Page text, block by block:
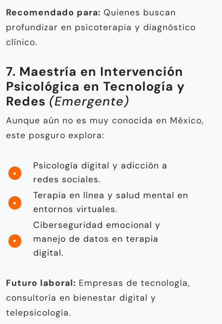
Recomendado para: Quienes buscan
profundizar en psicoterapia y diagnóstico
clínico.
7. Maestría en Intervención
Psicológica en Tecnología y
Redes (Emergente)
Aunque aún no es muy conocida en México,
este posguro explora:
Psicología digital y adicción a
redes sociales.
Terapia en línea y salud mental en
entornos virtuales.
Ciberseguridad emocional y
manejo de datos en terapia
digital.
Futuro laboral: Empresas de tecnología,
consultoría en bienestar digital y
telepsicología.